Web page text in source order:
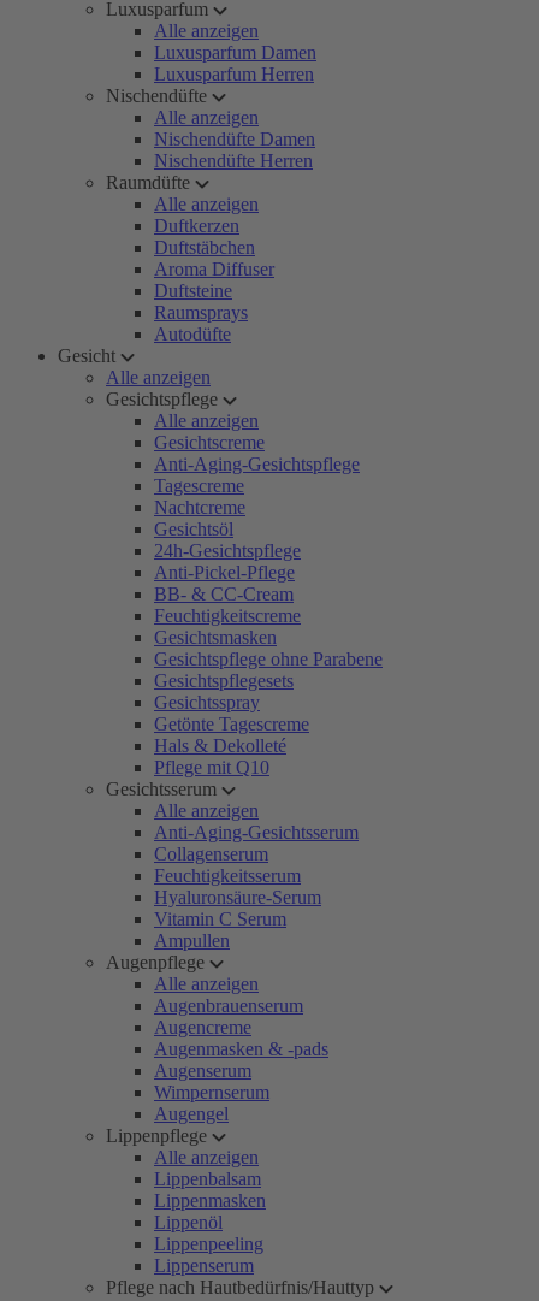
Luxusparfum
Alle anzeigen
Luxusparfum Damen
Luxusparfum Herren
Nischendüfte
Alle anzeigen
Nischendüfte Damen
Nischendüfte Herren
Raumdüfte
Alle anzeigen
Duftkerzen
Duftstäbchen
Aroma Diffuser
Duftsteine
Raumsprays
Autodüfte
Gesicht
Alle anzeigen
Gesichtspflege
Alle anzeigen
Gesichtscreme
Anti-Aging-Gesichtspflege
Tagescreme
Nachtcreme
Gesichtsöl
24h-Gesichtspflege
Anti-Pickel-Pflege
BB- & CC-Cream
Feuchtigkeitscreme
Gesichtsmasken
Gesichtspflege ohne Parabene
Gesichtspflegesets
Gesichtsspray
Getönte Tagescreme
Hals & Dekolleté
Pflege mit Q10
Gesichtsserum
Alle anzeigen
Anti-Aging-Gesichtsserum
Collagenserum
Feuchtigkeitsserum
Hyaluronsäure-Serum
Vitamin C Serum
Ampullen
Augenpflege
Alle anzeigen
Augenbrauenserum
Augencreme
Augenmasken & -pads
Augenserum
Wimpernserum
Augengel
Lippenpflege
Alle anzeigen
Lippenbalsam
Lippenmasken
Lippenöl
Lippenpeeling
Lippenserum
Pflege nach Hautbedürfnis/Hauttyp